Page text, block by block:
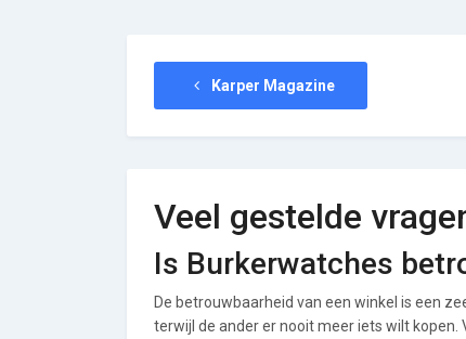
Karper Magazine
Veel gestelde
Is Burkerwatches
De betrouwbaarheid van een winkel is een
terwijl de ander er nooit meer iets wilt